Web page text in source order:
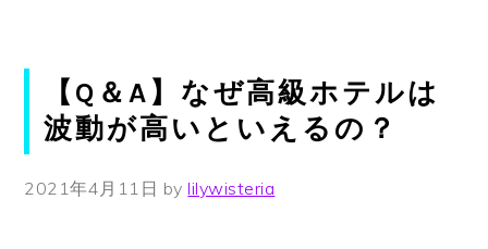
【Q＆A】なぜ高級ホテルは
波動が高いといえるの？
2021年4月11日 bylilywisteria